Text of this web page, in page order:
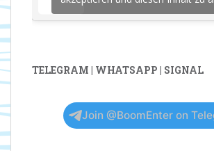
TELEGRAM | WHATSAPP | SIGNAL
Join @BoomEnter on